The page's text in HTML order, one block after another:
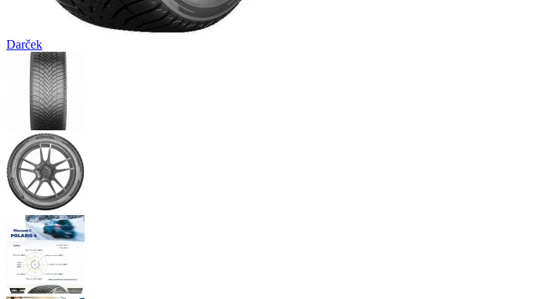
Darček